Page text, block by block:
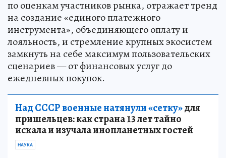
по оценкам участников рынка, отражает тренд
на создание «единого платежного
инструмента», объединяющего оплату и
лояльность, и стремление крупных экосистем
замкнуть на себе максимум пользовательских
сценариев — от финансовых услуг до
ежедневных покупок.
Над СССР военные натянули «сетку»для
пришельцев: как страна 13 лет тайно
искала и изучала инопланетных гостей
НАУКА